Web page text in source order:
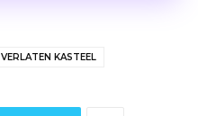
VERLATEN KASTEEL